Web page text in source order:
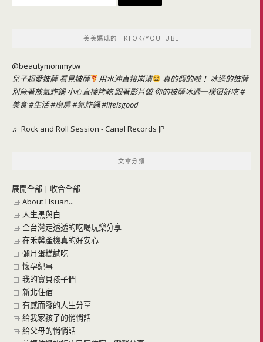
美美媽咪的TIKTOK/YOUTUBE
@beautymommytw
兒子超愛披薩 看見披薩
用水沖直接崩潰
真的假的啦！ 冰過的披薩
別急著放氣炸鍋 小心直接烤乾 跟著影片做 你的披薩冰過一樣很好吃#
美食#生活#廚房#氣炸鍋#lifeisgood
♬ Rock and Roll Session - Canal Records JP
文章分類
展開全部 | 收合全部
About Hsuan...
人生黑與白
全台灣走透透的吃喝玩樂分享
在禾馨產檢真的好安心
彌月蛋糕試吃
懷孕紀事
我的寶貝孩子們
新北住宿
有感而發的人生分享
給我家孩子的悄悄話
給父母的悄悄話